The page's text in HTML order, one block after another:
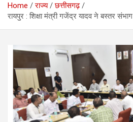
Home राज्य
छत्तीसगढ़
रायपुर : शिक्षा मंत्री गजेंद्र यादव ने बस्तर संभाग